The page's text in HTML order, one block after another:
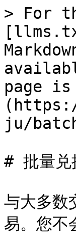
> For
page
ju/
# 批量兑
与大多
易。您不